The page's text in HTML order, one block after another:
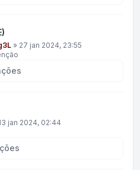
» 27 jan 2024, 23:55
jan 2024, 02:44